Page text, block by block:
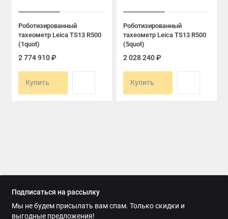
Роботизированный
тахеометр Leica TS13 R500
(1quot)
2 774 910 ₽
Купить
Роботизированный
тахеометр Leica TS13 R500
(5quot)
2 028 240 ₽
Купить
Подписаться на рассылку
Мы не будем присылать вам спам. Только скидки и
выгодные предложения!